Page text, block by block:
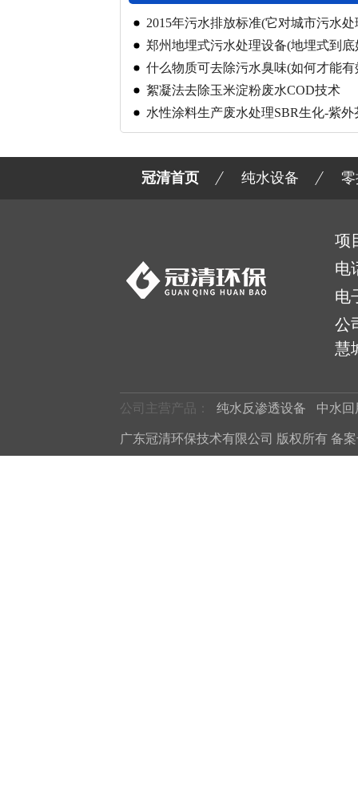
2015年污水排放标准(它对城市污水
郑州地埋式污水处理设备(地埋式到底
什么物质可去除污水臭味(如何才能
絮凝法去除玉米淀粉废水COD技术
水性涂料生产废水处理SBR生化-紫外
冠清首页 纯水设备
项
电
电
公
慧
公司主营产品： 纯水反渗透设备 中水回
广东冠清环保技术有限公司 版权所有 备